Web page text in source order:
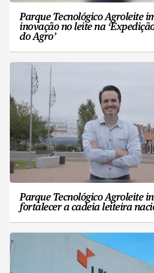
Parque Tecnológico Agroleite
inovação no leite na
do Agro’
Parque Tecnológico Agroleite
fortalecer a cadeia leiteira